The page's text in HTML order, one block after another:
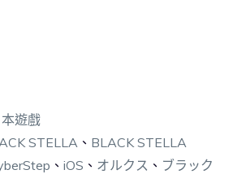
本遊戲
STELLA 、 BLACK STELLA
、 iOS 、 オルクス 、 ブラック